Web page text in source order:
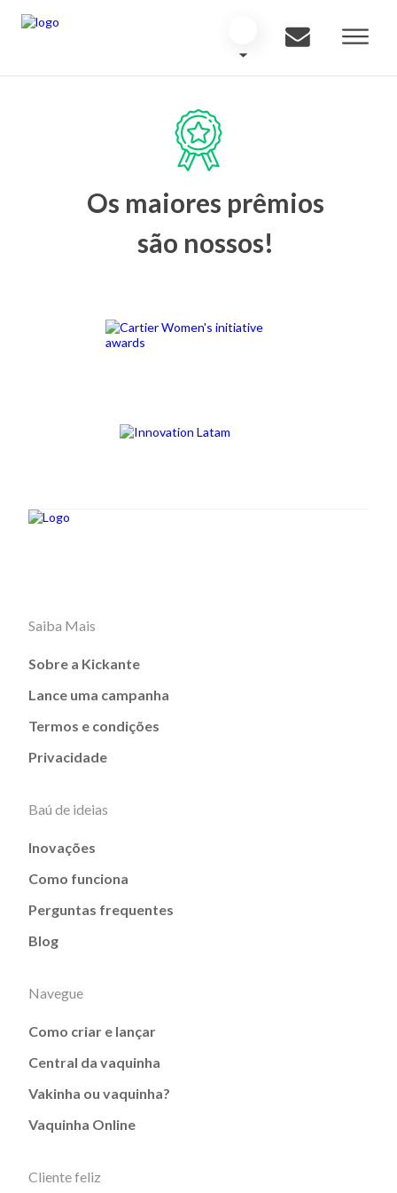
Os maiores prêmios
são nossos!
Saiba Mais
Sobre a Kickante
Lance uma campanha
Termos e condições
Privacidade
Baú de ideias
Inovações
Como funciona
Perguntas frequentes
Blog
Navegue
Como criar e lançar
Central da vaquinha
Vakinha ou vaquinha?
Vaquinha Online
Cliente feliz